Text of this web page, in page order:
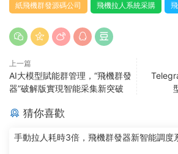
紙飛機群發源碼公司
飛機拉人系統采購
上一篇
AI大模型賦能群管理，“飛機群發
器”破解版實現智能采集新突破
猜你喜歡
手動拉人耗時3倍，飛機群發器新智能調度